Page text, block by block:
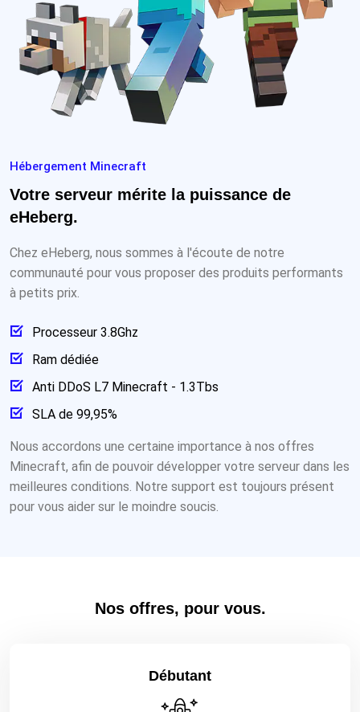
Hébergement Minecraft
Votre serveur mérite la puissance de
eHeberg.
Chez eHeberg, nous sommes à l'écoute de notre
communauté pour vous proposer des produits performants
à petits prix.
Processeur 3.8Ghz
Ram dédiée
Anti DDoS L7 Minecraft - 1.3Tbs
SLA de 99,95%
Nous accordons une certaine importance à nos offres
Minecraft, afin de pouvoir développer votre serveur dans les
meilleures conditions. Notre support est toujours présent
pour vous aider sur le moindre soucis.
Nos offres, pour vous.
Débutant